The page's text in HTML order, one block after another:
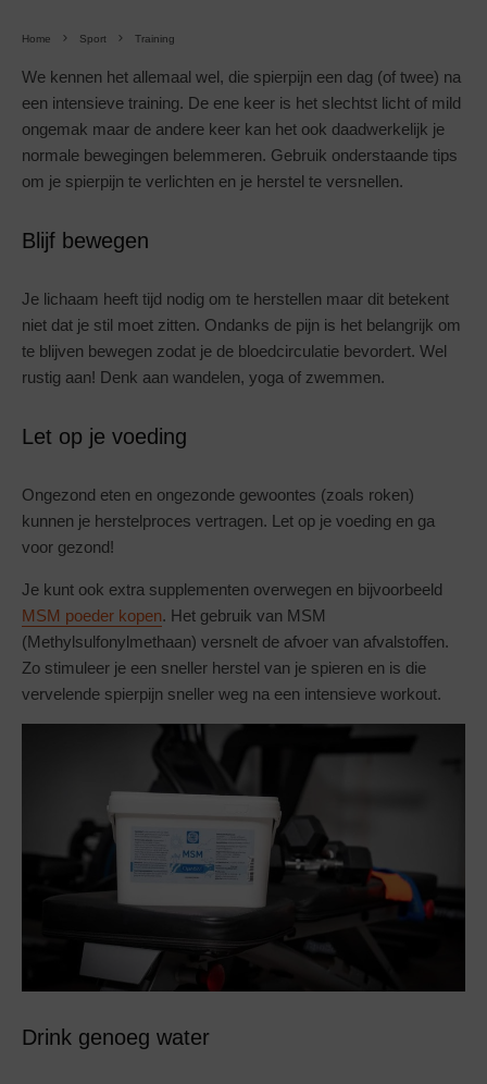
Home Sport Training
We kennen het allemaal wel, die spierpijn een dag (of twee) na
een intensieve training. De ene keer is het slechtst licht of mild
ongemak maar de andere keer kan het ook daadwerkelijk je
normale bewegingen belemmeren. Gebruik onderstaande tips
om je spierpijn te verlichten en je herstel te versnellen.
Blijf bewegen
Je lichaam heeft tijd nodig om te herstellen maar dit betekent
niet dat je stil moet zitten. Ondanks de pijn is het belangrijk om
te blijven bewegen zodat je de bloedcirculatie bevordert. Wel
rustig aan! Denk aan wandelen, yoga of zwemmen.
Let op je voeding
Ongezond eten en ongezonde gewoontes (zoals roken)
kunnen je herstelproces vertragen. Let op je voeding en ga
voor gezond!
Je kunt ook extra supplementen overwegen en bijvoorbeeld
MSM poeder kopen. Het gebruik van MSM
(Methylsulfonylmethaan) versnelt de afvoer van afvalstoffen.
Zo stimuleer je een sneller herstel van je spieren en is die
vervelende spierpijn sneller weg na een intensieve workout.
Drink genoeg water